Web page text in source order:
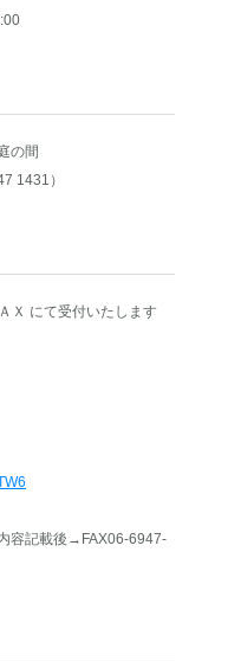
の間
1431）
Ｘ にて受付いたします
容記載後→FAX06-6947-